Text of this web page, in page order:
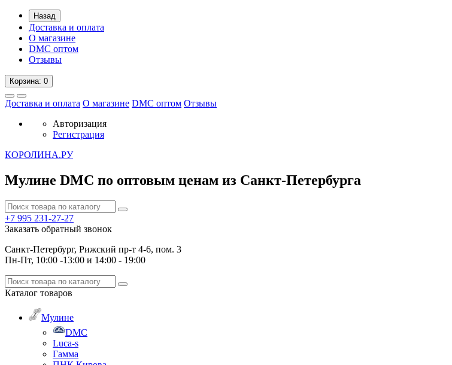
Назад
Доставка и оплата
О магазине
DMC оптом
Отзывы
Корзина: 0
Доставка и оплата О магазине DMC оптом Отзывы
Авторизация
Регистрация
КОРОЛИНА.РУ
Мулине DMC по оптовым ценам из Санкт-Петербурга
+7 995 231-27-27
Заказать обратный звонок
Санкт-Петербург, Рижский пр-т 4-6, пом. 3
Пн-Пт, 10:00 -13:00 и 14:00 - 19:00
Каталог товаров
Мулине
DMC
Luca-s
Гамма